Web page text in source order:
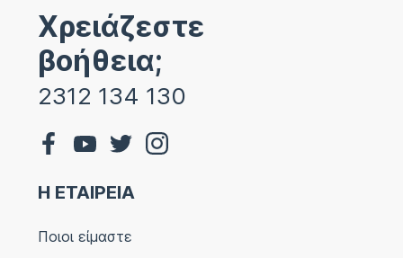
Χρειάζεστε
βοήθεια;
2312 134 130
Η ΕΤΑΙΡΕΙΑ
Ποιοι είμαστε